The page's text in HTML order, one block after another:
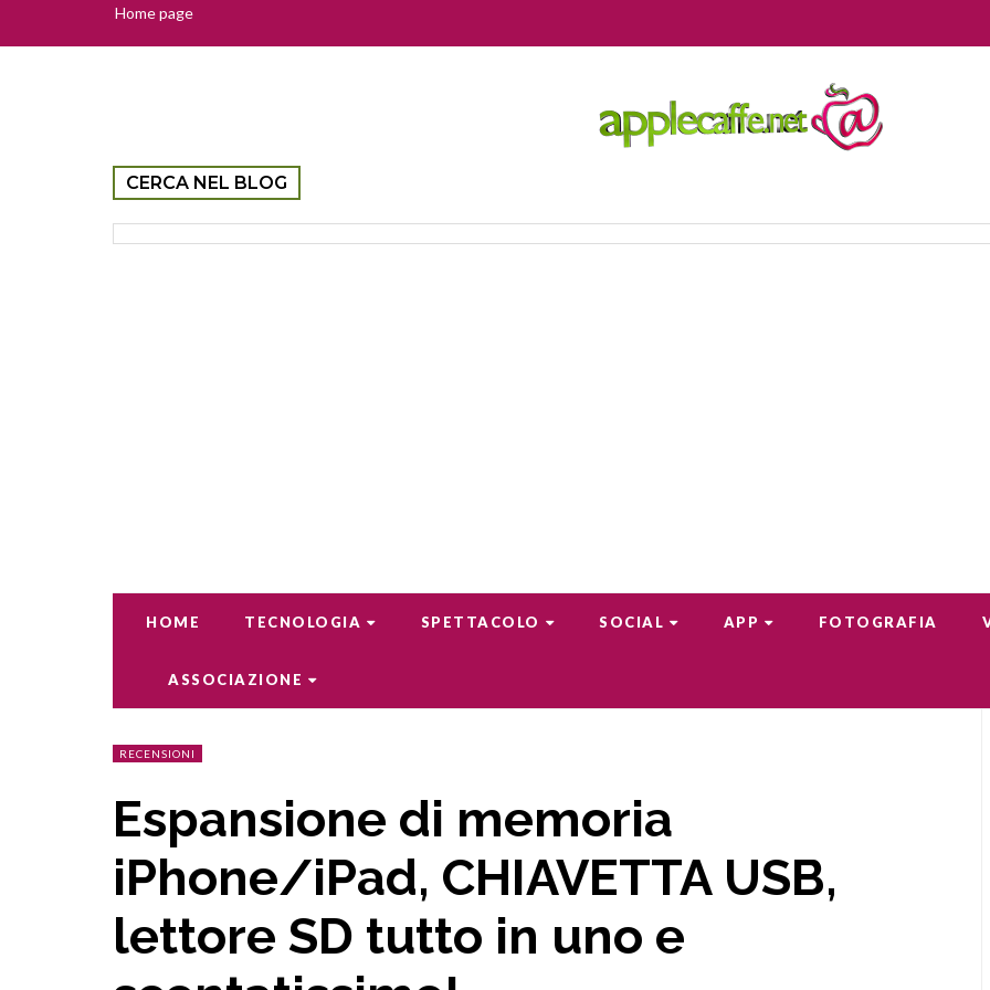
Home page
CERCA NEL BLOG
HOME TECNOLOGIA SPETTACOLO SOCIAL APP FOTOGRAFIA
ASSOCIAZIONE
RECENSIONI
Espansione di memoria
iPhone/iPad, CHIAVETTA USB,
lettore SD tutto in uno e